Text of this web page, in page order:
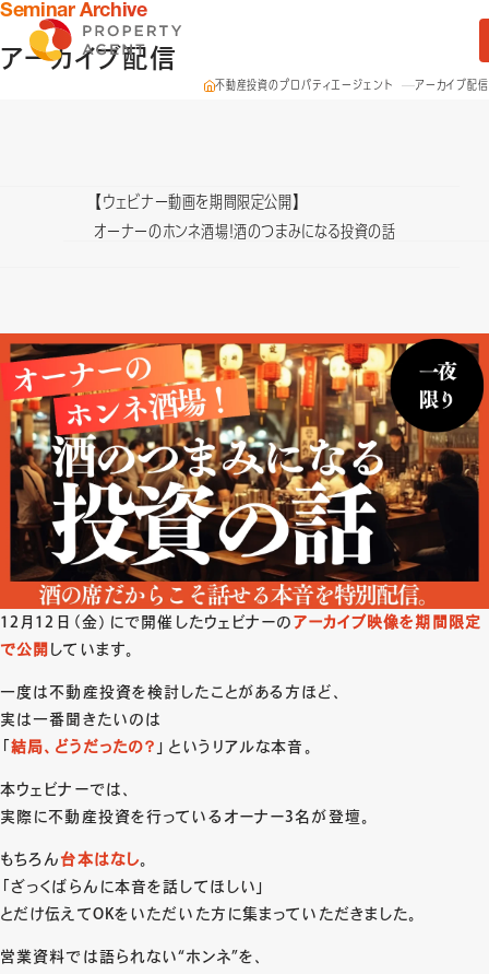
Seminar Archive
アーカイブ配信
不動産投資のプロパティエージェント アーカイブ配信
【ウェビナー動画を期間限定公開】
オーナーのホンネ酒場！酒のつまみになる投資の話
12月12日（金）にで開催したウェビナーの アーカイブ映像を期間限定
で公開 しています。
一度は不動産投資を検討したことがある方ほど、
実は一番聞きたいのは
「結局、どうだったの？ 」というリアルな本音。
本ウェビナーでは、
実際に不動産投資を行っているオーナー3名が登壇。
もちろん台本はなし。
「ざっくばらんに本音を話してほしい」
とだけ伝えてOKをいただいた方に集まっていただきました。
営業資料では語られない“ホンネ”を、